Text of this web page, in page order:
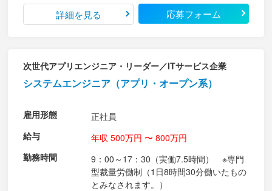
詳細を見る 応募フォーム
次世代アプリエンジニア・リーダー／ITサービス企業
システムエンジニア（アプリ・オープン系）
雇用形態
正社員
給与
年収 500万円 〜 800万円
勤務時間
9：00～17：30（実働7.5時間） ※専門
型裁量労働制（1日8時間30分働いたもの
とみなされます。）